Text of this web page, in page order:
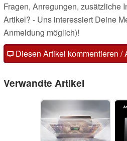
Fragen, Anregungen, zusätzliche
Artikel? - Uns interessiert Deine
Anmeldung möglich)!
Diesen Artikel kommentieren /
Verwandte Artikel